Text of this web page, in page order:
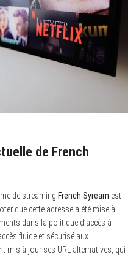
de French
de streaming French Syream est
que cette adresse a été mise à
dans la politique d’accès à
fluide et sécurisé aux
mis à jour ses URL alternatives, qui